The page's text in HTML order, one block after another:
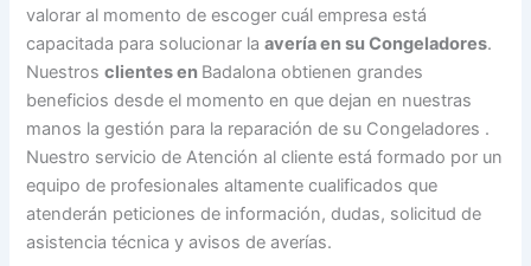
valorar al momento de escoger cuál empresa está
capacitada para solucionar laavería en su Congeladores.
Nuestrosclientes en Badalona obtienen grandes
beneficios desde el momento en que dejan en nuestras
manos la gestión para la reparación de su Congeladores .
Nuestro servicio de Atención al cliente está formado por un
equipo de profesionales altamente cualificados que
atenderán peticiones de información, dudas, solicitud de
asistencia técnica y avisos de averías.